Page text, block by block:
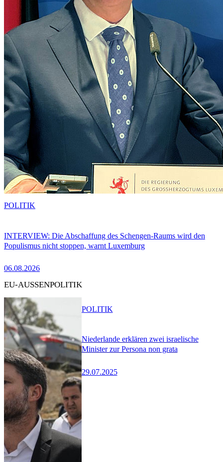
INTERVIEW: Die Abschaffung des Schengen-Raums wird den
Populismus nicht stoppen, warnt Luxemburg
06.08.2026
POLITIK
EU-AUSSENPOLITIK
Niederlande erklären zwei israelische
Minister zur Persona non grata
29.07.2025
POLITIK